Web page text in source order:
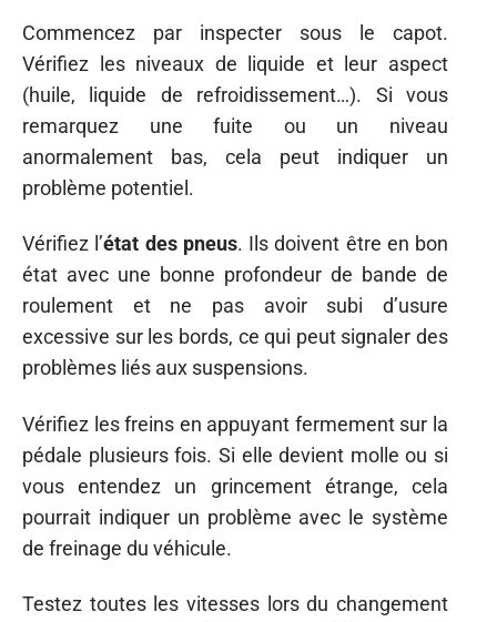
Commencez par inspecter sous le capot.
Vérifiez les niveaux de liquide et leur aspect
(huile, liquide de refroidissement…). Si vous
remarquez une fuite ou un niveau
anormalement bas, cela peut indiquer un
problème potentiel.
Vérifiez l’état des pneus. Ils doivent être en bon
état avec une bonne profondeur de bande de
roulement et ne pas avoir subi d’usure
excessive sur les bords, ce qui peut signaler des
problèmes liés aux suspensions.
Vérifiez les freins en appuyant fermement sur la
pédale plusieurs fois. Si elle devient molle ou si
vous entendez un grincement étrange, cela
pourrait indiquer un problème avec le système
de freinage du véhicule.
Testez toutes les vitesses lors du changement